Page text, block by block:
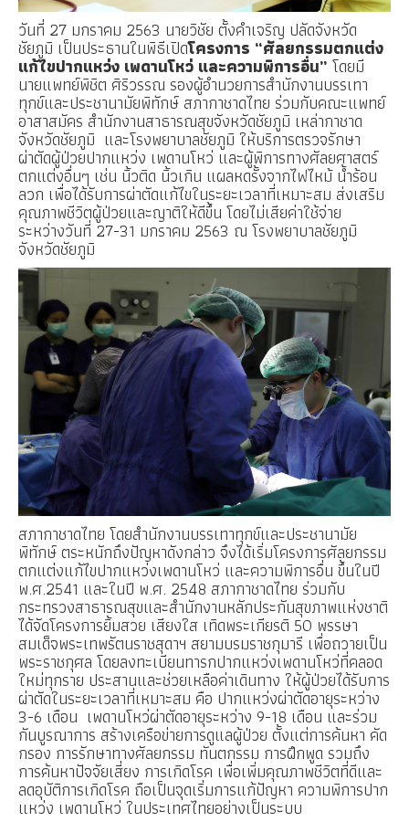
วันที่ 27 มกราคม 2563 นายวิชัย ตั้งคำเจริญ ปลัดจังหวัด
ชัยภูมิ เป็นประธานในพิธีเปิดโครงการ “ศัลยกรรมตกแต่ง
แก้ไขปากแหว่ง เพดานโหว่ และความพิการอื่น” โดยมี
นายแพทย์พิชิต ศิริวรรณ รองผู้อำนวยการสำนักงานบรรเทา
ทุกข์และประชานามัยพิทักษ์ สภากาชาดไทย ร่วมกับคณะแพทย์
อาสาสมัคร สำนักงานสาธารณสุขจังหวัดชัยภูมิ เหล่ากาชาด
จังหวัดชัยภูมิ และโรงพยาบาลชัยภูมิ ให้บริการตรวจรักษา
ผ่าตัดผู้ป่วยปากแหว่ง เพดานโหว่ และผู้พิการทางศัลยศาสตร์
ตกแต่งอื่นๆ เช่น นิ้วติด นิ้วเกิน แผลหดรั้งจากไฟไหม้ น้ำร้อน
ลวก เพื่อได้รับการผ่าตัดแก้ไขในระยะเวลาที่เหมาะสม ส่งเสริม
คุณภาพชีวิตผู้ป่วยและญาติให้ดีขึ้น โดยไม่เสียค่าใช้จ่าย
ระหว่างวันที่ 27-31 มกราคม 2563 ณ โรงพยาบาลชัยภูมิ
จังหวัดชัยภูมิ
สภากาชาดไทย โดยสำนักงานบรรเทาทุกข์และประชานามัย
พิทักษ์ ตระหนักถึงปัญหาดังกล่าว จึงได้เริ่มโครงการศัลยกรรม
ตกแต่งแก้ไขปากแหว่งเพดานโหว่ และความพิการอื่น ขึ้นในปี
พ.ศ.2541 และในปี พ.ศ. 2548 สภากาชาดไทย ร่วมกับ
กระทรวงสาธารณสุขและสำนักงานหลักประกันสุขภาพแห่งชาติ
ได้จัดโครงการยิ้มสวย เสียงใส เทิดพระเกียรติ 50 พรรษา
สมเด็จพระเทพรัตนราชสุดาฯ สยามบรมราชกุมารี เพื่อถวายเป็น
พระราชกุศล โดยลงทะเบียนทารกปากแหว่งเพดานโหว่ที่คลอด
ใหม่ทุกราย ประสานและช่วยเหลือค่าเดินทาง ให้ผู้ป่วยได้รับการ
ผ่าตัดในระยะเวลาที่เหมาะสม คือ ปากแหว่งผ่าตัดอายุระหว่าง
3-6 เดือน เพดานโหว่ผ่าตัดอายุระหว่าง 9-18 เดือน และร่วม
กันบูรณาการ สร้างเครือข่ายการดูแลผู้ป่วย ตั้งแต่การค้นหา คัด
กรอง การรักษาทางศัลยกรรม ทันตกรรม การฝึกพูด รวมถึง
การค้นหาปัจจัยเสี่ยง การเกิดโรค เพื่อเพิ่มคุณภาพชีวิตที่ดีและ
ลดอุบัติการเกิดโรค ถือเป็นจุดเริ่มการแก้ปัญหา ความพิการปาก
แหว่ง เพดานโหว่ ในประเทศไทยอย่างเป็นระบบ